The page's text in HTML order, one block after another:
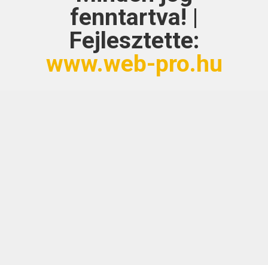
fenntartva! |
Fejlesztette:
www.web-pro.hu